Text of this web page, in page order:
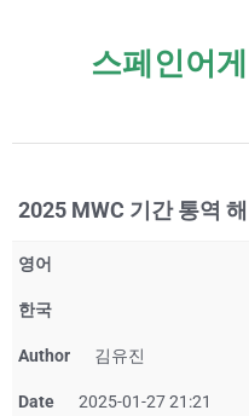
스페인어
2025 MWC 기간 통역
영어
한국
Author 김유진
Date 2025-01-27 21:21